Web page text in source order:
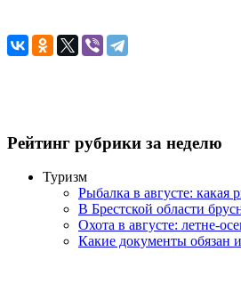
Рейтинг рубрики за неделю
Туризм
Рыбалка в августе: какая
В Брестской области
Охота в августе: летне-
Какие документы обязан